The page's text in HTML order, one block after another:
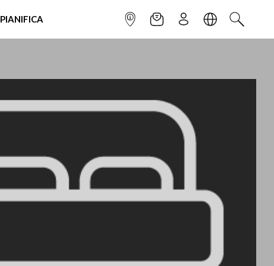
PIANIFICA INFOPOINTNEWSLETTER
ISCRIVITILINGUACERCA